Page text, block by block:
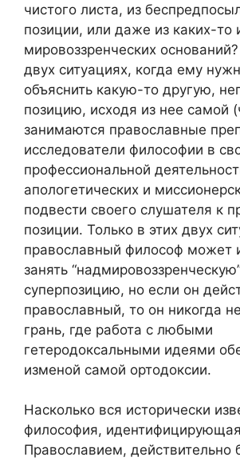
чистого листа, из
позиции, или даже из каких-то
мировоззренческих
двух ситуациях, когда ему
объяснить какую-то другую,
позицию, исходя из нее самой
занимаются православные
исследователи философии в
профессиональной
апологетических и
подвести своего слушателя к
позиции. Только в этих двух
православный философ может
занять
суперпозицию, но если он
православный, то он никогда
грань, где работа с любыми
гетеродоксальными идеями
изменой самой ортодоксии.
Насколько вся исторически
философия,
Православием, действительно